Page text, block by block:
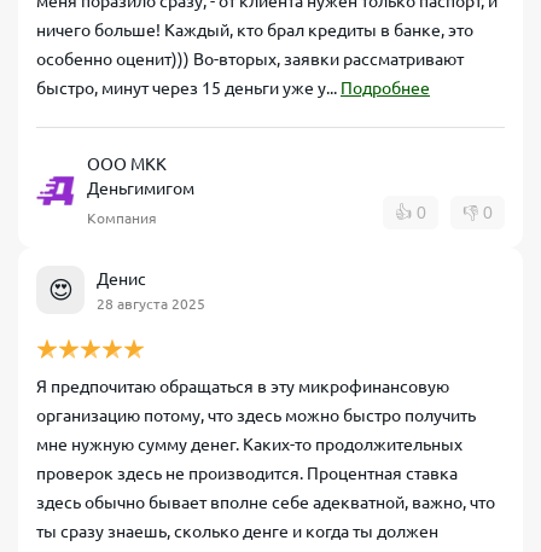
ничего больше! Каждый, кто брал кредиты в банке, это
особенно оценит))) Во-вторых, заявки рассматривают
быстро, минут через 15 деньги уже у... Подробнее
ООО МКК
Деньгимигом
Компания 👍 0 👎 0
😍 Денис
28 августа 2025
Я предпочитаю обращаться в эту микрофинансовую
организацию потому, что здесь можно быстро получить
мне нужную сумму денег. Каких-то продолжительных
проверок здесь не производится. Процентная ставка
здесь обычно бывает вполне себе адекватной, важно, что
ты сразу знаешь, сколько денге и когда ты должен